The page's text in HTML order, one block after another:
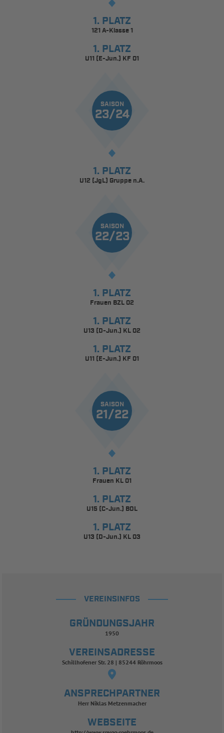
1. PLATZ
121 A-Klasse 1
1. PLATZ
U11 (E-Jun.) KF 01
SAISON
23/24
1. PLATZ
U12 (JgL) Gruppe n.A.
SAISON
22/23
1. PLATZ
Frauen BZL 02
1. PLATZ
U13 (D-Jun.) KL 02
1. PLATZ
U11 (E-Jun.) KF 01
SAISON
21/22
1. PLATZ
Frauen KL 01
1. PLATZ
U15 (C-Jun.) BOL
1. PLATZ
U13 (D-Jun.) KL 03
VEREINSINFOS
GRÜNDUNGSJAHR
1950
VEREINSADRESSE
Schillhofener Str. 28 | 85244 Röhrmoos
ANSPRECHPARTNER
Herr Niklas Metzenmacher
WEBSEITE